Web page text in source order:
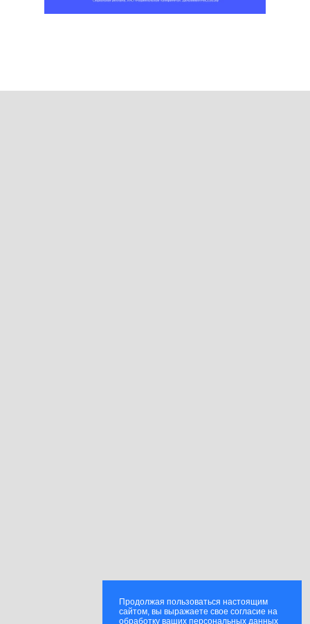
Продолжая пользоваться настоящим
сайтом, вы выражаете свое согласие на
обработку ваших персональных данных